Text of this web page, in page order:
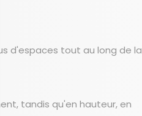
d'espaces tout au long de la
tandis qu'en hauteur, en